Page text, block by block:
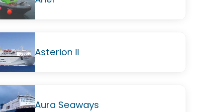
Asterion II
Aura Seaways